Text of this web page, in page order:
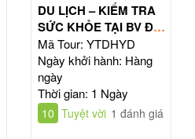
DU LỊCH – KIỂM TRA
SỨC KHỎE TẠI BV ĐẠI
HỌC Y DƯỢC TPHCM
Mã Tour: YTDHYD
Ngày khởi hành: Hàng
ngày
Thời gian: 1 Ngày
10 Tuyệt vời 1 đánh giá